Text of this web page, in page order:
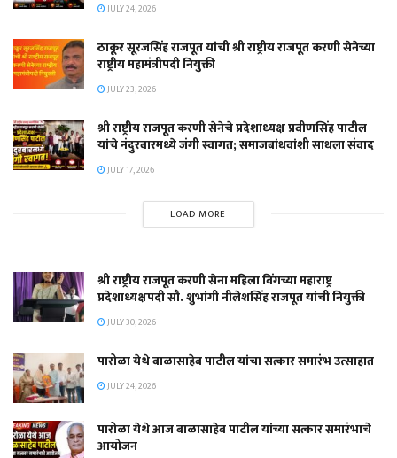
JULY 24, 2026
ठाकूर सूरजसिंह राजपूत यांची श्री राष्ट्रीय राजपूत करणी सेनेच्या
राष्ट्रीय महामंत्रीपदी नियुक्ती
JULY 23, 2026
श्री राष्ट्रीय राजपूत करणी सेनेचे प्रदेशाध्यक्ष प्रवीणसिंह पाटील
यांचे नंदुरबारमध्ये जंगी स्वागत; समाजबांधवांशी साधला संवाद
JULY 17, 2026
LOAD MORE
श्री राष्ट्रीय राजपूत करणी सेना महिला विंगच्या महाराष्ट्र
प्रदेशाध्यक्षपदी सौ. शुभांगी नीलेशसिंह राजपूत यांची नियुक्ती
JULY 30, 2026
पारोळा येथे बाळासाहेब पाटील यांचा सत्कार समारंभ उत्साहात
JULY 24, 2026
पारोळा येथे आज बाळासाहेब पाटील यांच्या सत्कार समारंभाचे
आयोजन